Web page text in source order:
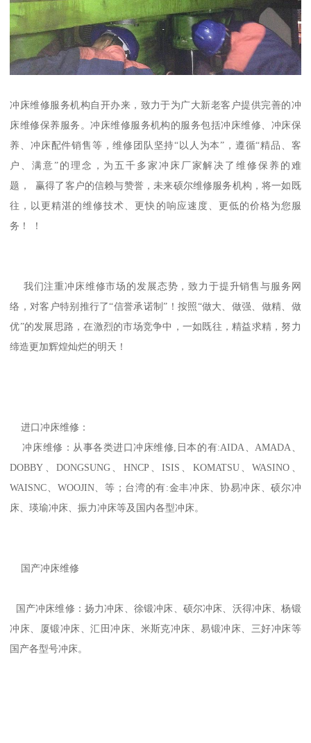
冲床维修服务机构自开办来，致力于为广大新老客户提供完善的冲
床维修保养服务。冲床维修服务机构的服务包括冲床维修、冲床保
养、冲床配件销售等，维修团队坚持“以人为本”，遵循“精品、客
户、满意”的理念，为五千多家冲床厂家解决了维修保养的难
题， 赢得了客户的信赖与赞誉，未来硕尔维修服务机构，将一如既
往，以更精湛的维修技术、更快的响应速度、更低的价格为您服
务！ ！
我们注重冲床维修市场的发展态势，致力于提升销售与服务网
络，对客户特别推行了“信誉承诺制”！按照“做大、做强、做精、做
优”的发展思路，在激烈的市场竞争中，一如既往，精益求精，努力
缔造更加辉煌灿烂的明天！
进口冲床维修：
冲床维修：从事各类进口冲床维修,日本的有:AIDA、AMADA、
DOBBY、DONGSUNG、HNCP、ISIS、KOMATSU、WASINO、
WAISNC、WOOJIN、等；台湾的有:金丰冲床、协易冲床、硕尔冲
床、瑛瑜冲床、振力冲床等及国内各型冲床。
国产冲床维修
国产冲床维修：扬力冲床、徐锻冲床、硕尔冲床、沃得冲床、杨锻
冲床、厦锻冲床、汇田冲床、米斯克冲床、易锻冲床、三好冲床等
国产各型号冲床。